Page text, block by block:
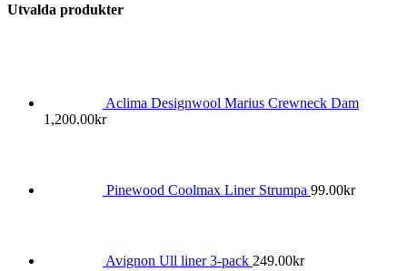
Utvalda produkter
Aclima Designwool Marius Crewneck Dam
1,200.00kr
Pinewood Coolmax Liner Strumpa 99.00kr
Avignon Ull liner 3-pack 249.00kr